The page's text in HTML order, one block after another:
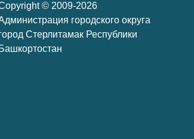
© 2009-2026
городского округа
Стерлитамак Республики
Башкортостан